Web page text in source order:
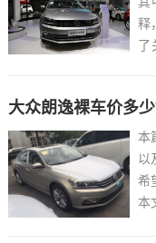
释
了
大众朗逸裸车价多
本
以
希
本